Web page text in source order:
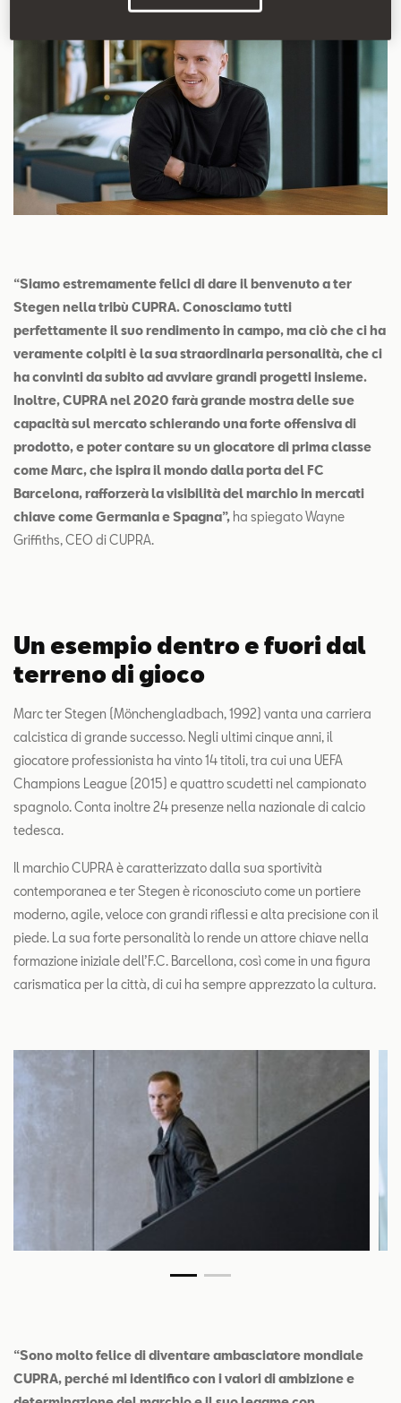
“Siamo estremamente felici di dare il benvenuto a ter
Stegen nella tribù CUPRA. Conosciamo tutti
perfettamente il suo rendimento in campo, ma ciò che ci ha
veramente colpiti è la sua straordinaria personalità, che ci
ha convinti da subito ad avviare grandi progetti insieme.
Inoltre, CUPRA nel 2020 farà grande mostra delle sue
capacità sul mercato schierando una forte offensiva di
prodotto, e poter contare su un giocatore di prima classe
come Marc, che ispira il mondo dalla porta del FC
Barcelona, rafforzerà la visibilità del marchio in mercati
chiave come Germania e Spagna”, ha spiegato Wayne
Griffiths, CEO di CUPRA.
Un esempio dentro e fuori dal
terreno di gioco
Marc ter Stegen (Mönchengladbach, 1992) vanta una carriera
calcistica di grande successo. Negli ultimi cinque anni, il
giocatore professionista ha vinto 14 titoli, tra cui una UEFA
Champions League (2015) e quattro scudetti nel campionato
spagnolo. Conta inoltre 24 presenze nella nazionale di calcio
tedesca.
Il marchio CUPRA è caratterizzato dalla sua sportività
contemporanea e ter Stegen è riconosciuto come un portiere
moderno, agile, veloce con grandi riflessi e alta precisione con il
piede. La sua forte personalità lo rende un attore chiave nella
formazione iniziale dell’F.C. Barcellona, così come in una figura
carismatica per la città, di cui ha sempre apprezzato la cultura.
“Sono molto felice di diventare ambasciatore mondiale
CUPRA, perché mi identifico con i valori di ambizione e